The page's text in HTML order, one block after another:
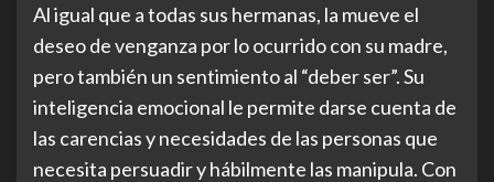
Al igual que a todas sus hermanas, la mueve el
deseo de venganza por lo ocurrido con su madre,
pero también un sentimiento al “deber ser”. Su
inteligencia emocional le permite darse cuenta de
las carencias y necesidades de las personas que
necesita persuadir y hábilmente las manipula. Con